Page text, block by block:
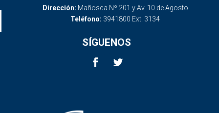
Dirección: Mañosca Nº 201 y Av. 10 de Agosto
Teléfono: 3941800 Ext. 3134
SÍGUENOS